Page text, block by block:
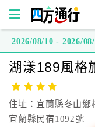
方
通
行
訂
2026/08/10 - 2026/08/
湖漾189風格
住址：宜蘭縣冬山鄉
宜蘭縣民宿1092號｜